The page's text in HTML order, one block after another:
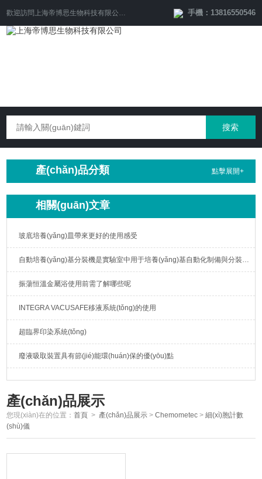
歡迎訪問 上海帝博思生物科技有限公司 手機：13816550546
產(chǎn)品分類 點擊展開+
相關(guān)文章
玻底培養(yǎng)皿帶來更好的使用感受
自動培養(yǎng)基分裝機是實驗室中用于培養(yǎng)基自動化制備與分裝的重要設(shè)備
振蕩恒溫金屬浴使用前需了解哪些呢
INTEGRA VACUSAFE移液系統(tǒng)的使用
超臨界印染系統(tǒng)
廢液吸取裝置具有節(jié)能環(huán)保的優(yōu)點
產(chǎn)品展示
您現(xiàn)在的位置：首頁 > 產(chǎn)品展示 >Chemometec >細(xì)胞計數
(shù)儀